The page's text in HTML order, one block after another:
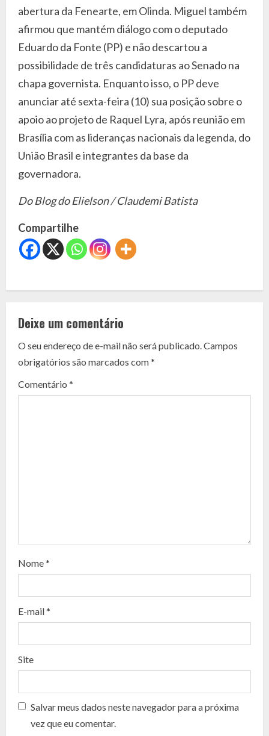
abertura da Fenearte, em Olinda. Miguel também
afirmou que mantém diálogo com o deputado
Eduardo da Fonte (PP) e não descartou a
possibilidade de três candidaturas ao Senado na
chapa governista. Enquanto isso, o PP deve
anunciar até sexta-feira (10) sua posição sobre o
apoio ao projeto de Raquel Lyra, após reunião em
Brasília com as lideranças nacionais da legenda, do
União Brasil e integrantes da base da
governadora.
Do Blog do Elielson / Claudemi Batista
Compartilhe
C
n
t
i
a
d
n
g
Deixe um comentário
O seu endereço de e-mail não será publicado.Campos
obrigatórios são marcados com*
Comentário *
Nome*
E-mail*
Site
Salvar meus dados neste navegador para a próxima
vez que eu comentar.